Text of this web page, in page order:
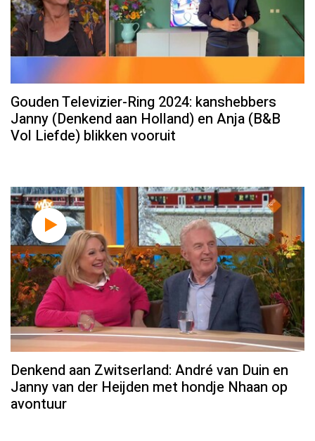
Gouden Televizier-Ring 2024: kanshebbers
Janny (Denkend aan Holland) en Anja (B&B
Vol Liefde) blikken vooruit
Denkend aan Zwitserland: André van Duin en
Janny van der Heijden met hondje Nhaan op
avontuur